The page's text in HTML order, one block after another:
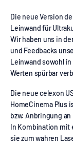
Die neue Version
Leinwand für
Wir haben uns in
und Feedbacks
Leinwand sowohl
Werten spürbar
Die neue celexon
HomeCinema Plus
bzw. Anbringung
In Kombination mit
sie zum wahren